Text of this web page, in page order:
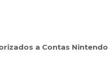
a Contas Nintendo